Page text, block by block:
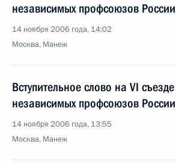
независимых профсоюзов России
14 ноября 2006 года, 14:02
Москва, Манеж
Вступительное слово на VI
независимых профсоюзов России
14 ноября 2006 года, 13:55
Москва, Манеж